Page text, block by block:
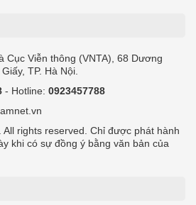
Cục Viễn thông (VNTA), 68 Dương
TP. Hà Nội.
- Hotline: 0923457788
rights reserved. Chỉ được phát hành
khi có sự đồng ý bằng văn bản của